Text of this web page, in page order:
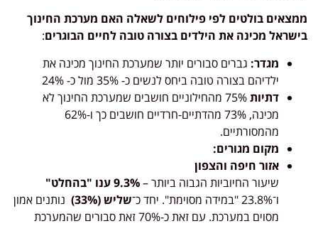
ממצאים בולטים לפי פילוחים לשאלה האם מערכת החינוך
בישראל מכינה את הילדים בצורה טובה לחיים הבוגרים:
מגדר: גברים סבורים יותר שמערכת החינוך מכינה את
ילדיהם בצורה טובה ביחס לנשים כ- 35% מול כ- 24%
דתיות
75% מהחילוניים חושבים שמערכת החינוך לא
מכינה, 73% מהדתיים-חרדיים חושבים כך ו-62%
מהמסורתיים.
מקום מגורים:
אזור חיפה והצפון
שיעור החיוביות הגבוה ביותר –9.3%ענו "בהחלט"
ו־23.8% "במידה מסוימת". יחד כ־
שליש(33%)
נותנים אמון
מסוים במערכת. עם זאת כ-70% זאת סבורים שהמערכת